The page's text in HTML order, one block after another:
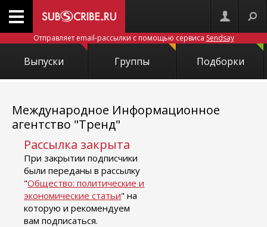
Отправляет email-рассылки с помощью сервиса Sendsay
Выпуски Группы Подборки
Международное Информационное
агентство "Тренд"
Рассылка закрыта
При закрытии подписчики
были переданы в рассылку
"Общество: политические и
экономические статьи" на
которую и рекомендуем
вам подписаться.